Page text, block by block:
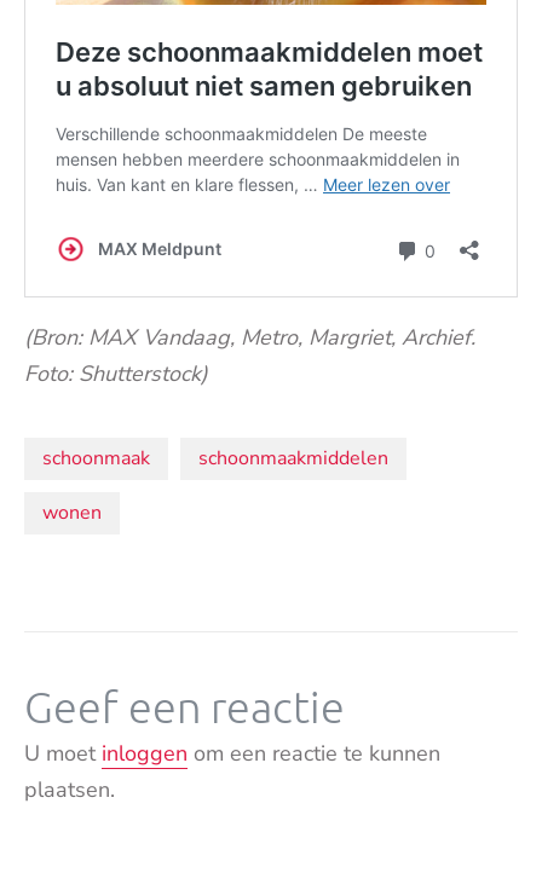
(Bron: MAX Vandaag, Metro, Margriet, Archief.
Foto: Shutterstock)
Onderwerpen:
schoonmaak schoonmaakmiddelen
wonen
Geef een reactie
U moet inloggen om een reactie te kunnen
plaatsen.